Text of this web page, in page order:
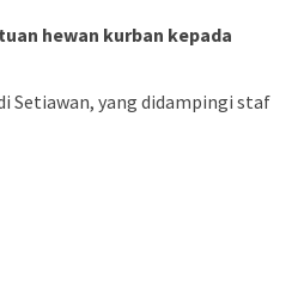
hewan kurban kepada
Setiawan, yang didampingi staf